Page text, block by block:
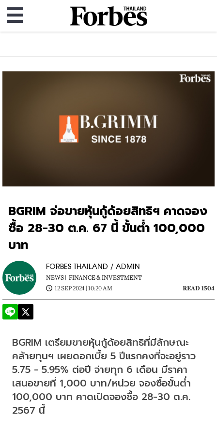
BGRIM จ่อขายหุ้นกู้ด้อยสิทธิฯ คาดจอง
ซื้อ 28-30 ต.ค. 67 นี้ ขั้นต่ำ 100,000
บาท
FORBES THAILAND / ADMIN
NEWS | FINANCE & INVESTMENT
12 SEP 2024 | 10:20 AM
READ 1504
BGRIM เตรียมขายหุ้นกู้ด้อยสิทธิที่มีลักษณะ
คล้ายทุนฯ เผยดอกเบี้ย 5 ปีแรกคงที่จะอยู่ราว
5.75 - 5.95% ต่อปี จ่ายทุก 6 เดือน มีราคา
เสนอขายที่ 1,000 บาท/หน่วย จองซื้อขั้นต่ำ
100,000 บาท คาดเปิดจองซื้อ 28-30 ต.ค.
2567 นี้